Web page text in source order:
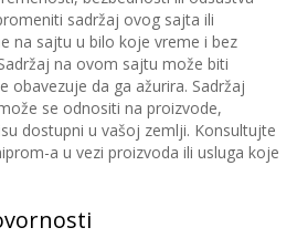
sadržaj ovog sajta ili
na sajtu u bilo koje vreme i bez
na ovom sajtu može biti
obavezuje da ga ažurira. Sadržaj
se odnositi na proizvode,
dostupni u vašoj zemlji. Konsultujte
a u vezi proizvoda ili usluga koje